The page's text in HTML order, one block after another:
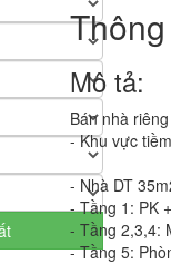
Mô tả:
Bán nhà
- Khu vực
- Nhà DT
- Tầng 1: PK
- Tầng 2,3,4:
- Tầng 5: